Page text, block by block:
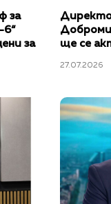
за
6“
за
ще се
27.07.2026